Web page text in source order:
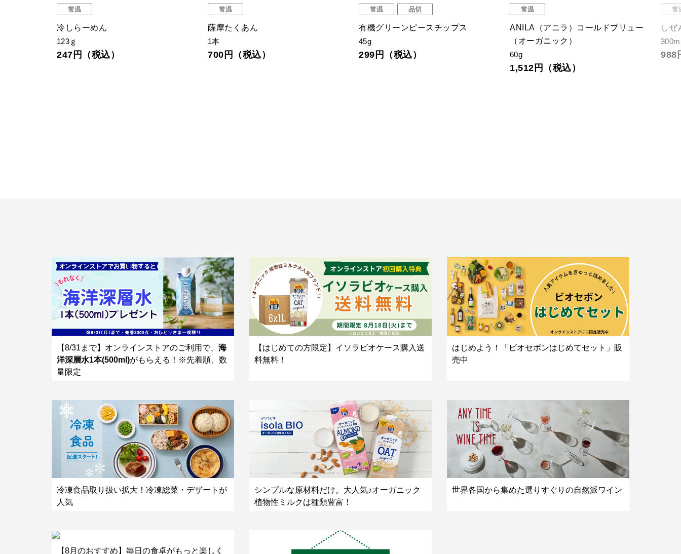
常温
冷しらーめん
123ｇ
247円（税込）
常温
薩摩たくあん
1本
700円（税込）
常温 品切
有機グリーンピースチップス
45g
299円（税込）
常温
ANILA（アニラ）コールドブリュー
（オーガニック）
60g
1,512円（税込）
常
し
988
【8/31まで】オンラインストアのご利用で、 海
洋深層水1本(500ml)がもらえる！※先着順、数
量限定
【はじめての方限定】イソラビオケース購入送
料無料！
はじめよう！「ビオセボンはじめてセット」販
売中
冷凍食品取り扱い拡大！冷凍総菜・デザートが
人気
シンプルな原材料だけ。大人気♪オーガニック
植物性ミルクは種類豊富！
世界各国から集めた選りすぐりの自然派ワイン
【8月のおすすめ】毎日の食卓がもっと楽しく